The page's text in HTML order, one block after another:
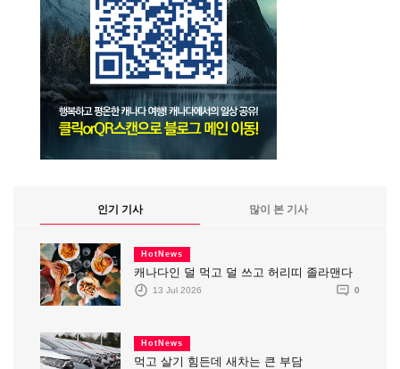
인기 기사 많이 본 기사
HotNews
캐나다인 덜 먹고 덜 쓰고 허리띠 졸라맨다
13 Jul 2026 0
HotNews
먹고 살기 힘든데 새차는 큰 부담